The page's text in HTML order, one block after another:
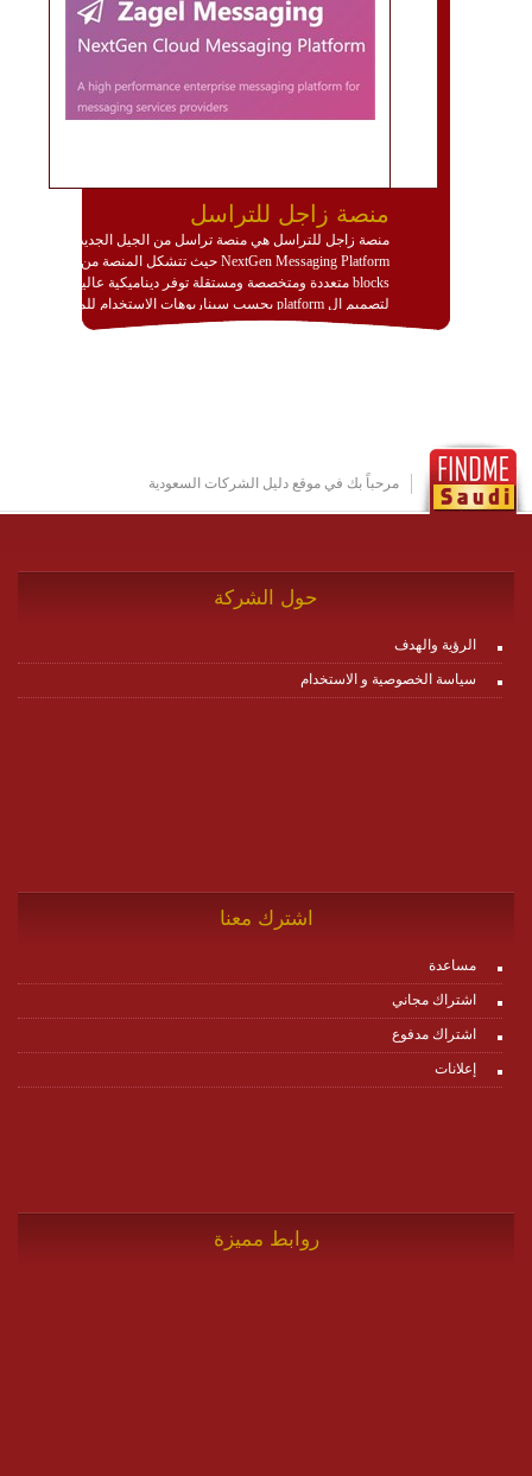
منصة زاجل للتراسل
منصة زاجل للتراسل هي منصة تراسل من الجيل الجديد
NextGen Messaging Platform حيث تتشكل المنصة من
blocks متعددة ومتخصصة ومستقلة توفر ديناميكية عالية
لتصميم ال platform بحسب سيناريوهات الاستخدام للمنصة
وتتوافق مع النشر والاستثمار ضمن بيئة استضافة dedicated
http://www.plutosms.com/zagel
مرحباً بك في موقع دليل الشركات السعودية
حول الشركة
الرؤية والهدف
سياسة الخصوصية و الاستخدام
اشترك معنا
مساعدة
اشتراك مجاني
اشتراك مدفوع
إعلانات
روابط مميزة